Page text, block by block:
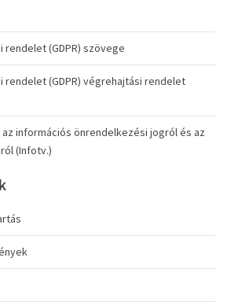
(GDPR) szövege
rendelet (GDPR) végrehajtási rendelet
az információs önrendelkezési jogról és az
(Infotv.)